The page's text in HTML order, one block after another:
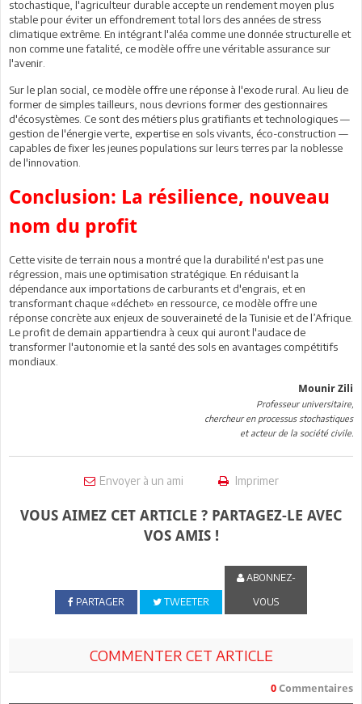
stochastique, l'agriculteur durable accepte un rendement moyen plus
stable pour éviter un effondrement total lors des années de stress
climatique extrême. En intégrant l'aléa comme une donnée structurelle et
non comme une fatalité, ce modèle offre une véritable assurance sur
l'avenir.
Sur le plan social, ce modèle offre une réponse à l'exode rural. Au lieu de
former de simples tailleurs, nous devrions former des gestionnaires
d'écosystèmes. Ce sont des métiers plus gratifiants et technologiques —
gestion de l'énergie verte, expertise en sols vivants, éco-construction —
capables de fixer les jeunes populations sur leurs terres par la noblesse
de l'innovation.
Conclusion: La résilience, nouveau
nom du profit
Cette visite de terrain nous a montré que la durabilité n'est pas une
régression, mais une optimisation stratégique. En réduisant la
dépendance aux importations de carburants et d'engrais, et en
transformant chaque «déchet» en ressource, ce modèle offre une
réponse concrète aux enjeux de souveraineté de la Tunisie et de l’Afrique.
Le profit de demain appartiendra à ceux qui auront l'audace de
transformer l'autonomie et la santé des sols en avantages compétitifs
mondiaux.
Mounir Zili
Professeur universitaire,
chercheur en processus stochastiques
et acteur de la société civile.
Envoyer à un ami Imprimer
VOUS AIMEZ CET ARTICLE ? PARTAGEZ-LE AVEC
VOS AMIS !
PARTAGER TWEETER
ABONNEZ-
VOUS
COMMENTER CET ARTICLE
0 Commentaires